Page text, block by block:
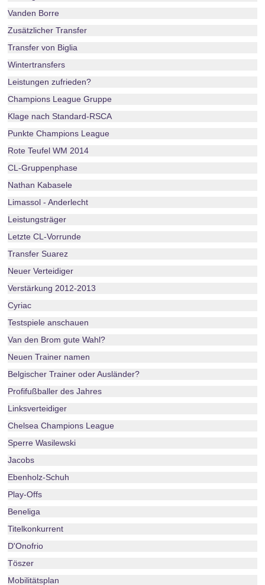
Vanden Borre
Zusätzlicher Transfer
Transfer von Biglia
Wintertransfers
Leistungen zufrieden?
Champions League Gruppe
Klage nach Standard-RSCA
Punkte Champions League
Rote Teufel WM 2014
CL-Gruppenphase
Nathan Kabasele
Limassol - Anderlecht
Leistungsträger
Letzte CL-Vorrunde
Transfer Suarez
Neuer Verteidiger
Verstärkung 2012-2013
Cyriac
Testspiele anschauen
Van den Brom gute Wahl?
Neuen Trainer namen
Belgischer Trainer oder Ausländer?
Profifußballer des Jahres
Linksverteidiger
Chelsea Champions League
Sperre Wasilewski
Jacobs
Ebenholz-Schuh
Play-Offs
Beneliga
Titelkonkurrent
D'Onofrio
Töszer
Mobilitätsplan